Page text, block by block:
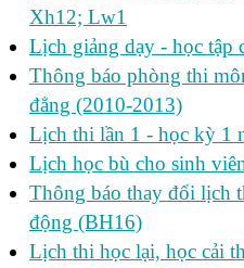
Xh12; Lw1
Lịch giảng dạy - học tập
Thông báo phòng thi
đẳng (2010-2013)
Lịch thi lần 1 - học kỳ 1
Lịch học bù cho sinh
Thông báo thay đổi lịch
động (BH16)
Lịch thi học lại, học cải